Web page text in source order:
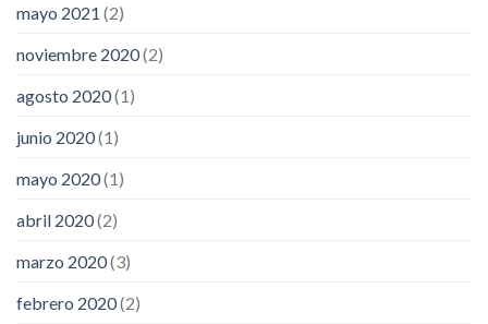
mayo 2021 (2)
noviembre 2020(2)
agosto 2020(1)
junio 2020(1)
mayo 2020(1)
abril 2020(2)
marzo 2020(3)
febrero 2020(2)